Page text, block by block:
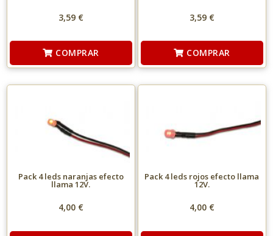
3,59 €
COMPRAR
3,59 €
COMPRAR
Pack 4 leds naranjas efecto
llama 12V.
4,00 €
Pack 4 leds rojos efecto llama
12V.
4,00 €